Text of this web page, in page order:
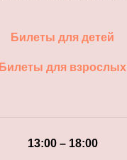
Билеты для детей
Билеты для взрослых
13:00 – 18:00